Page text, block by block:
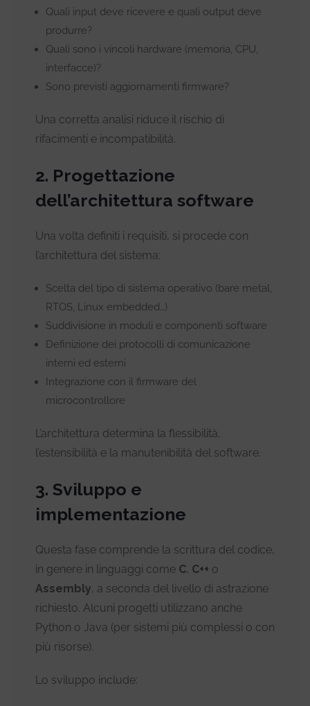
Quali input deve ricevere e quali output deve
produrre?
Quali sono i vincoli hardware (memoria, CPU,
interfacce)?
Sono previsti aggiornamenti firmware?
Una corretta analisi riduce il rischio di
rifacimenti e incompatibilità.
2. Progettazione
dell’architettura software
Una volta definiti i requisiti, si procede con
l’architettura del sistema:
Scelta del tipo di sistema operativo (bare metal,
RTOS, Linux embedded…)
Suddivisione in moduli e componenti software
Definizione dei protocolli di comunicazione
interni ed esterni
Integrazione con il firmware del
microcontrollore
L’architettura determina la flessibilità,
l’estensibilità e la manutenibilità del software.
3. Sviluppo e
implementazione
Questa fase comprende la scrittura del codice,
in genere in linguaggi come C, C++ o
Assembly, a seconda del livello di astrazione
richiesto. Alcuni progetti utilizzano anche
Python o Java (per sistemi più complessi o con
più risorse).
Lo sviluppo include: